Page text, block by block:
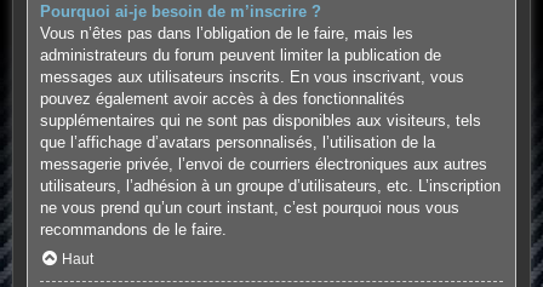
Pourquoi ai-je besoin de m’inscrire ?
Vous n’êtes pas dans l’obligation de le faire, mais les
administrateurs du forum peuvent limiter la publication de
messages aux utilisateurs inscrits. En vous inscrivant, vous
pouvez également avoir accès à des fonctionnalités
supplémentaires qui ne sont pas disponibles aux visiteurs, tels
que l’affichage d’avatars personnalisés, l’utilisation de la
messagerie privée, l’envoi de courriers électroniques aux autres
utilisateurs, l’adhésion à un groupe d’utilisateurs, etc. L’inscription
ne vous prend qu’un court instant, c’est pourquoi nous vous
recommandons de le faire.
Haut